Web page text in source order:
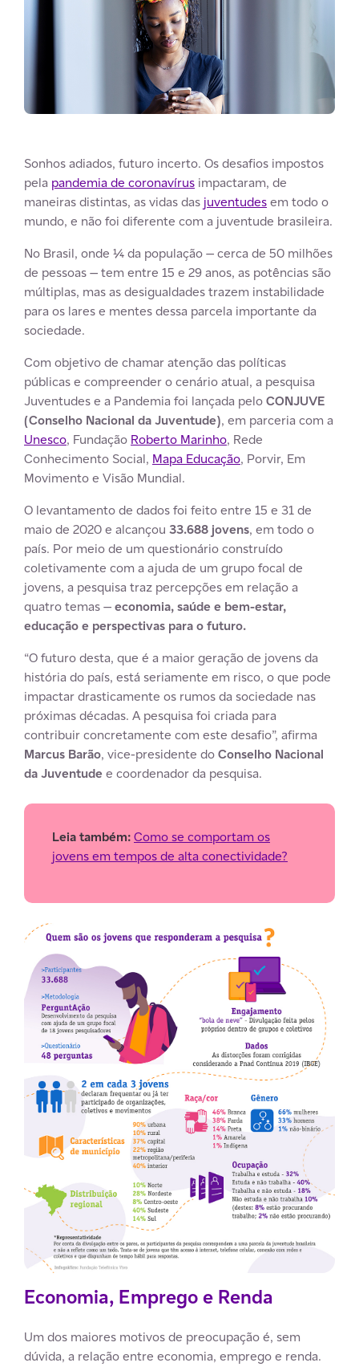
Sonhos adiados, futuro incerto. Os desafios impostos
pela pandemia de coronavírus impactaram, de
maneiras distintas, as vidas das juventudesem todo o
mundo, e não foi diferente com a juventude brasileira.
No Brasil, onde ¼ da população — cerca de 50 milhões
de pessoas — tem entre 15 e 29 anos, as potências são
múltiplas, mas as desigualdades trazem instabilidade
para os lares e mentes dessa parcela importante da
sociedade.
Com objetivo de chamar atenção das políticas
públicas e compreender o cenário atual, a pesquisa
Juventudes e a Pandemia foi lançada peloCONJUVE
(Conselho Nacional da Juventude), em parceria com a
Unesco, Fundação Roberto Marinho, Rede
Conhecimento Social, Mapa Educação, Porvir, Em
Movimento e Visão Mundial.
O levantamento de dados foi feito entre 15 e 31 de
maio de 2020 e alcançou 33.688 jovens, em todo o
país. Por meio de um questionário construído
coletivamente com a ajuda de um grupo focal de
jovens, a pesquisa traz percepções em relação a
quatro temas —economia, saúde e bem-estar,
educação e perspectivas para o futuro.
“O futuro desta, que é a maior geração de jovens da
história do país, está seriamente em risco, o que pode
impactar drasticamente os rumos da sociedade nas
próximas décadas. A pesquisa foi criada para
contribuir concretamente com este desafio”, afirma
Marcus Barão, vice-presidente doConselho Nacional
da Juventudee coordenador da pesquisa.
Leia também:Como se comportam os
jovens em tempos de alta conectividade?
Economia, Emprego e Renda
Um dos maiores motivos de preocupação é, sem
dúvida, a relação entre economia, emprego e renda.